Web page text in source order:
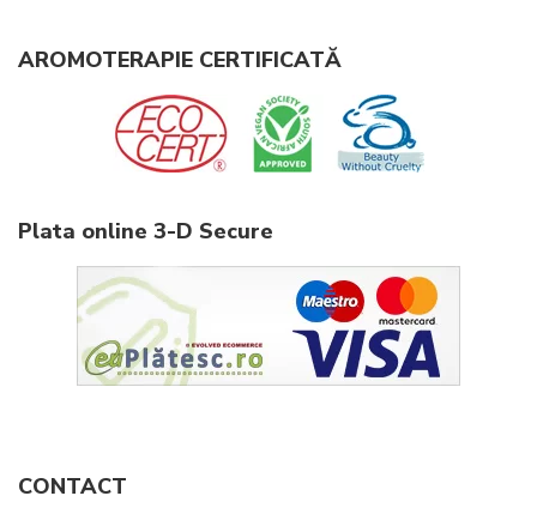
AROMOTERAPIE CERTIFICATĂ
Plata online 3-D Secure
CONTACT